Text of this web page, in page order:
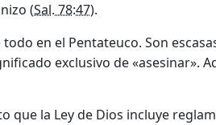
(Sal. 78:47).
en el Pentateuco. Son
exclusivo de «asesinar».
la Ley de Dios incluye